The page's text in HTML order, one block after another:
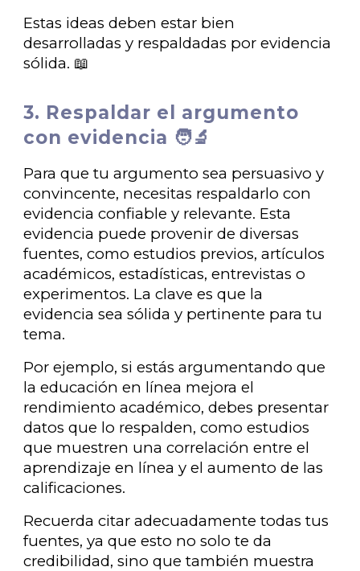
Estas ideas deben estar bien
desarrolladas y respaldadas por evidencia
sólida. 📖
3. Respaldar el argumento
con evidencia 🧑‍🔬
Para que tu argumento sea persuasivo y
convincente, necesitas respaldarlo con
evidencia confiable y relevante. Esta
evidencia puede provenir de diversas
fuentes, como estudios previos, artículos
académicos, estadísticas, entrevistas o
experimentos. La clave es que la
evidencia sea sólida y pertinente para tu
tema.
Por ejemplo, si estás argumentando que
la educación en línea mejora el
rendimiento académico, debes presentar
datos que lo respalden, como estudios
que muestren una correlación entre el
aprendizaje en línea y el aumento de las
calificaciones.
Recuerda citar adecuadamente todas tus
fuentes, ya que esto no solo te da
credibilidad, sino que también muestra